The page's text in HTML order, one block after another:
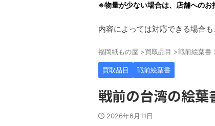
※物量が少ない場合は、店舗へのお
内容によっては対応できる場合
福岡紙もの屋 >買取品目 >戦前絵葉書
買取品目 戦前絵葉書
戦前の台湾の絵葉
2026年6月11日